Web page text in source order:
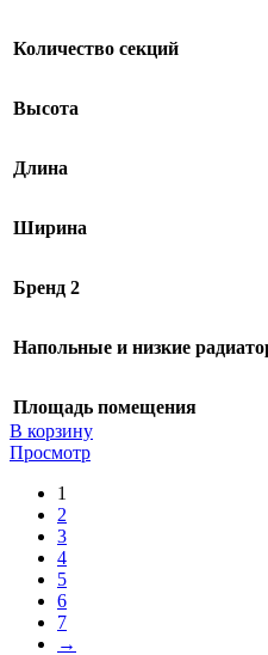
Количество секций
Высота
Длина
Ширина
Бренд 2
Напольные и низкие
Площадь помещения
В корзину
Просмотр
1
2
3
4
5
6
7
→